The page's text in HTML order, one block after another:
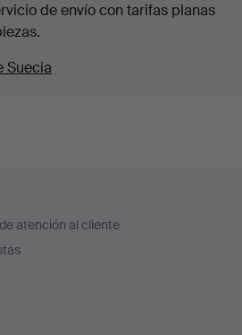
de envío con tarifas planas
Suecia
atención al cliente